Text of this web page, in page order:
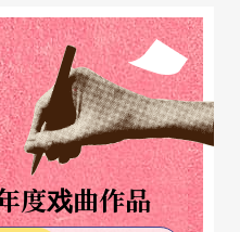
事，或是已经做了，想
度戏曲作品